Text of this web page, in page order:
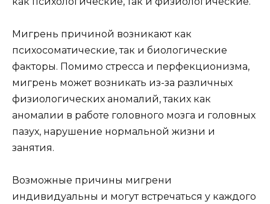
Мигрень причиной возникают как
психосоматические, так и биологические
факторы. Помимо стресса и перфекционизма,
мигрень может возникать из-за различных
физиологических аномалий, таких как
аномалии в работе головного мозга и головных
пазух, нарушение нормальной жизни и
занятия.
Возможные причины мигрени
индивидуальны и могут встречаться у каждого